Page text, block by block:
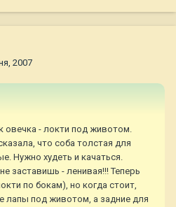
2007
овечка - локти под животом.
что соба толстая для
Нужно худеть и качаться.
заставишь - ленивая!!! Теперь
по бокам), но когда стоит,
лапы под животом, а задние для